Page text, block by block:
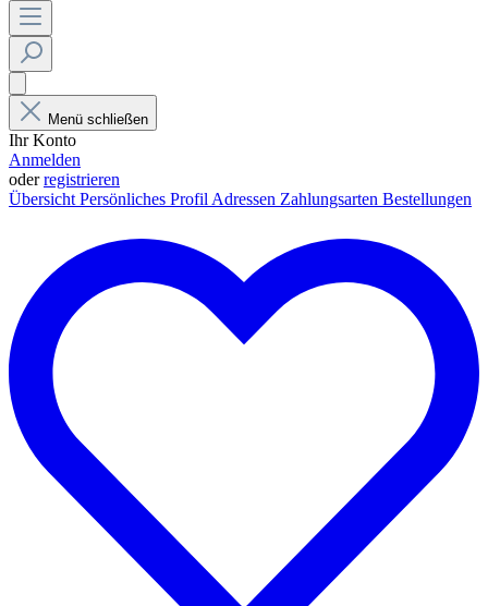
Menü schließen
Ihr Konto
Anmelden
oderregistrieren
Übersicht Persönliches Profil Adressen Zahlungsarten Bestellungen